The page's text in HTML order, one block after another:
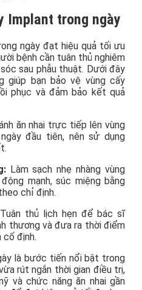
Implant trong ngày
ngày đạt hiệu quả tối ưu
bệnh cần tuân thủ nghiêm
sau phẫu thuật. Dưới đây
giúp bạn bảo vệ vùng cấy
phục và đảm bảo kết quả
ăn nhai trực tiếp lên vùng
đầu tiên, nên sử dụng
Làm sạch nhẹ nhàng vùng
mạnh, súc miệng bằng
chỉ định.
Tuân thủ lịch hẹn để bác sĩ
thương và đưa ra thời điểm
cố định.
là bước tiến nổi bật trong
rút ngắn thời gian điều trị,
và chức năng ăn nhai gần